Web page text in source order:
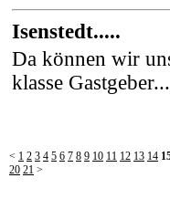
Isenstedt.....
Da können wir
klasse
< 1 2 3 4 5 6 7 8 9 10 11 12 13 14
20 21 >